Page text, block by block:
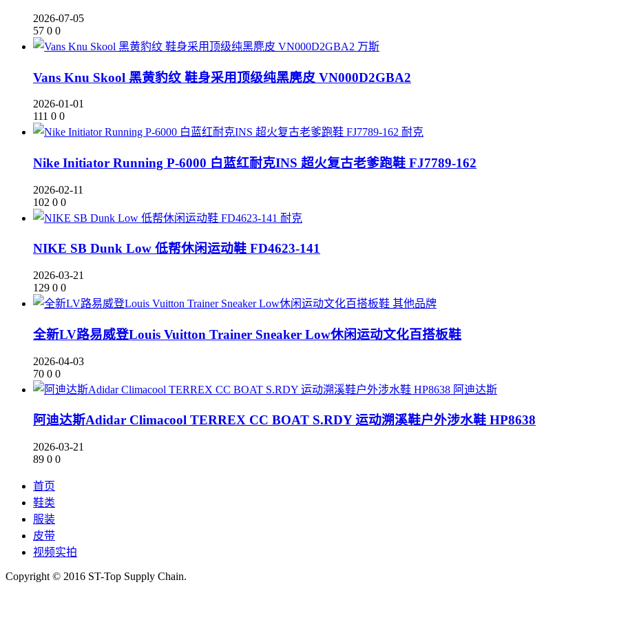
2026-07-05
57 0 0
万斯
Vans Knu Skool 黑黄豹纹 鞋身采用顶级纯黑麂皮 VN000D2GBA2
2026-01-01
111 0 0
耐克
Nike Initiator Running P-6000 白蓝红耐克INS 超火复古老爹跑鞋 FJ7789-162
2026-02-11
102 0 0
耐克
NIKE SB Dunk Low 低帮休闲运动鞋 FD4623-141
2026-03-21
129 0 0
其他品牌
全新LV路易威登Louis Vuitton Trainer Sneaker Low休闲运动文化百搭板鞋
2026-04-03
70 0 0
阿迪达斯
阿迪达斯Adidar Climacool TERREX CC BOAT S.RDY 运动溯溪鞋户外涉水鞋 HP8638
2026-03-21
89 0 0
首页
鞋类
服装
皮带
视频实拍
Copyright © 2016 ST-Top Supply Chain.